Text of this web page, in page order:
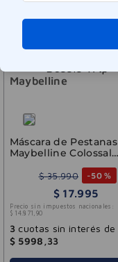
Maybelline
Máscara de Pestanas
Maybelline Colossal
$ 35.990 -50 %
$ 17.995
Precio sin impuestos nacionales:
$ 14.871 , 90
3 cuotas sin interés de
$ 5998,33